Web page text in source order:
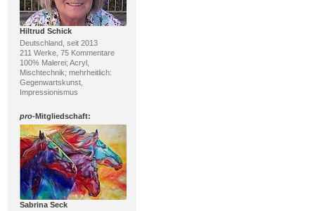
Hiltrud Schick
Deutschland, seit 2013
211 Werke, 75 Kommentare
100% Malerei; Acryl,
Mischtechnik; mehrheitlich:
Gegenwartskunst,
Impressionismus
pro-Mitgliedschaft:
Sabrina Seck